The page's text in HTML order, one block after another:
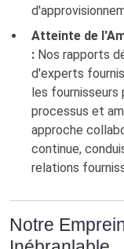
Atteinte de
: Nos rapports
d'experts
les fournisseurs
processus et
approche
continue,
relations
Notre